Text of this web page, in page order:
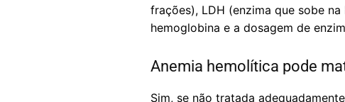
frações), LDH (enzima que sobe
hemoglobina e a dosagem de
Anemia hemolítica pode
Sim, se não tratada